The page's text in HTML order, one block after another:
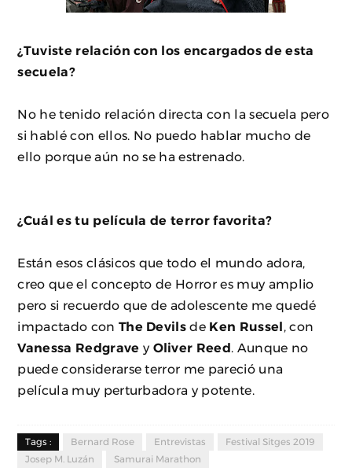
¿Tuviste relación con los encargados de esta
secuela?
No he tenido relación directa con la secuela pero
si hablé con ellos. No puedo hablar mucho de
ello porque aún no se ha estrenado.
¿Cuál es tu película de terror favorita?
Están esos clásicos que todo el mundo adora,
creo que el concepto de Horror es muy amplio
pero si recuerdo que de adolescente me quedé
impactado con The Devils de Ken Russel
, con
Vanessa Redgrave y Oliver Reed
. Aunque no
puede considerarse terror me pareció una
película muy perturbadora y potente.
Tags : Bernard Rose Entrevistas
Festival Sitges 2019
Josep M. Luzán
Samurai Marathon